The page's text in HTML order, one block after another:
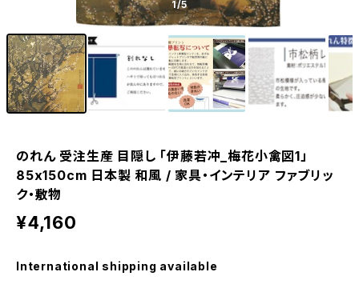
1/5
のれん 受注生産 目隠し 「伊藤若冲_梅花小禽図1」
85x150cm 日本製 和風 / 家具・インテリア ファブリッ
ク・敷物
¥4,160
International shipping available